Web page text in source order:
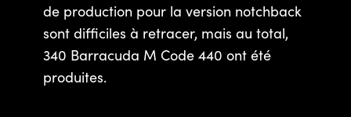
de production pour la version notchback
sont difficiles à retracer, mais au total,
340 Barracuda M Code 440 ont été
produites.